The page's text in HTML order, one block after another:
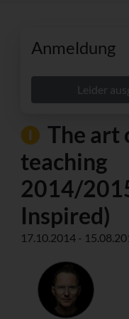
Anmeldung
Leider
The art
teaching
2014/
Inspired)
17.10.2014 -